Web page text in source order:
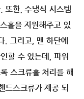
또한, 수냉식 시스템
홀을 지원해주고 있
. 그리고, 맨 하단에
할 수 있는데, 파워
스크류홀 처리를 해
드스크류가 제공 되